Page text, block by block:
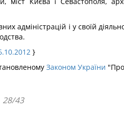
адміністрацій і у своїй
}
Законом України "Про
28/43